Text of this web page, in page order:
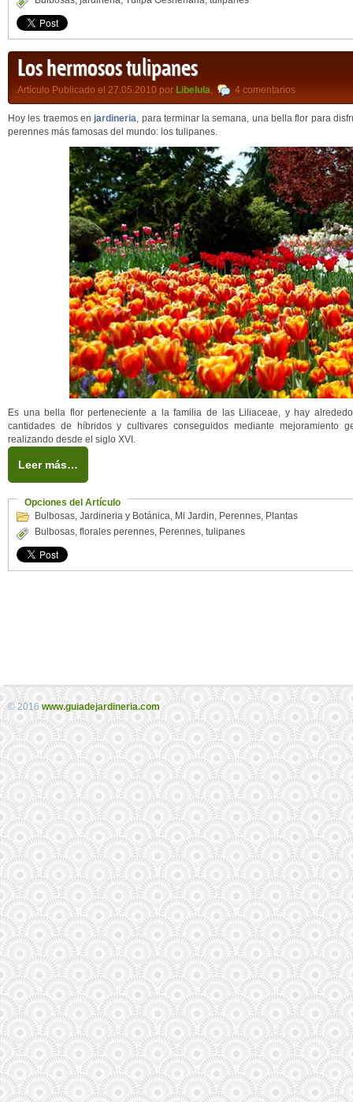
Los hermosos tulipanes
Artículo Publicado el 27.05.2010 por Libelula, 4 comentarios
Hoy les traemos en jardineria, para terminar la semana, una bella flor para
perennes más famosas del mundo: los tulipanes.
Es una bella flor perteneciente a la familia de las Liliaceae, y hay
cantidades de híbridos y cultivares conseguidos mediante mejoramiento
realizando desde el siglo XVI.
Leer más…
Opciones del Artículo
Bulbosas, Jardineria y Botánica, Mi Jardin, Perennes, Plantas
Bulbosas, florales perennes, Perennes, tulipanes
© 2016 www.guiadejardineria.com